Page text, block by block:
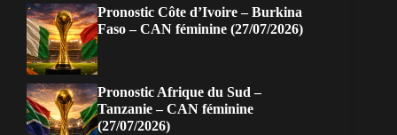
Pronostic Côte d’Ivoire – Burkina
Faso – CAN féminine (27/07/2026)
Pronostic Afrique du Sud –
Tanzanie – CAN féminine
(27/07/2026)